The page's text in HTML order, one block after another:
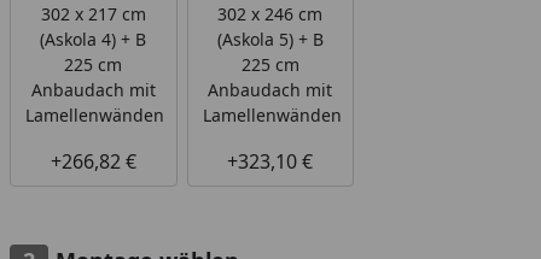
302 x 217 cm
(Askola 4) + B
225 cm
Anbaudach mit
Lamellenwänden
+266,82 €
302 x 246 cm
(Askola 5) + B
225 cm
Anbaudach mit
Lamellenwänden
+323,10 €